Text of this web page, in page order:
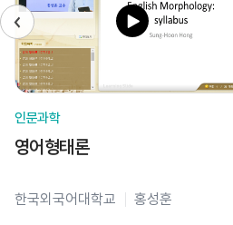
인문과학
영어형태론
한국외국어대학교 홍성훈